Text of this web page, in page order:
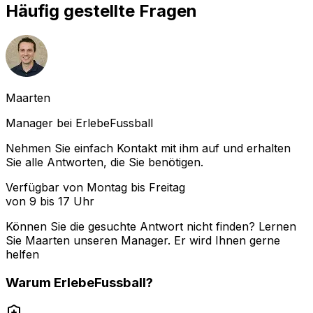
Häufig gestellte Fragen
Maarten
Manager bei ErlebeFussball
Nehmen Sie einfach Kontakt mit ihm auf und erhalten
Sie alle Antworten, die Sie benötigen.
Verfügbar von Montag bis Freitag
von 9 bis 17 Uhr
Können Sie die gesuchte Antwort nicht finden? Lernen
Sie Maarten unseren Manager. Er wird Ihnen gerne
helfen
Warum ErlebeFussball?